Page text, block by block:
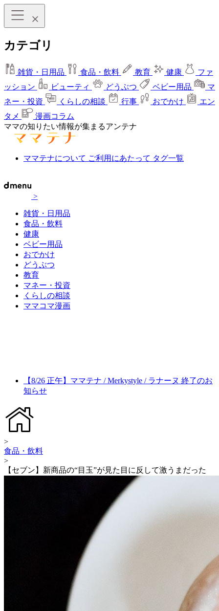
カテゴリ
雑貨・日用品 食品・飲料 教育 健康
ファ
ッション
ビューティ どうぶつ ベビー用品
マ
ネー・投資
くらしの相談 行事 おでかけ
エン
タメ
漫画コラム
ママの知りたい情報が集まるアンテナ
ママテナについて ご利用にあたって タグ一覧
>
雑貨・日用品
食品・飲料
健康
ベビー用品
おでかけ
どうぶつ
教育
マネー・投資
くらしの相談
ママコマ漫画
【8/26 正午】ママテナ / Merkystyle / ラナーヌ 終了のお
知らせ
>
食品・飲料
>
【セブン】新商品の“目玉”が見た目に反して激うまだった